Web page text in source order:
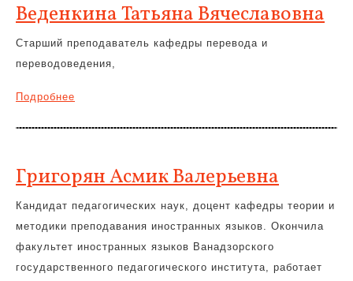
Веденкина Татьяна Вячеславовна
Старший преподаватель кафедры перевода и
переводоведения,
Подробнее
Григорян Асмик Валерьевна
Кандидат педагогических наук, доцент кафедры теории и
методики преподавания иностранных языков. Окончила
факультет иностранных языков Ванадзорского
государственного педагогического института, работает